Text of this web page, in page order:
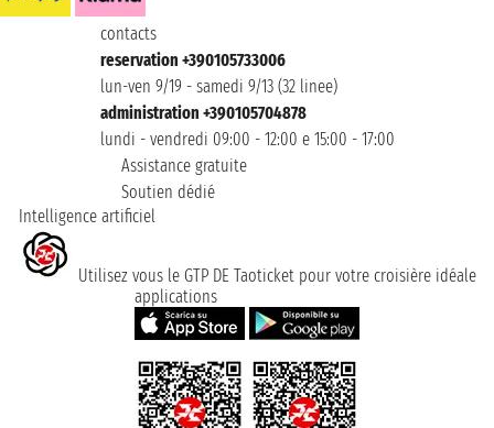
contacts
reservation +390105733006
lun-ven 9/19 - samedi 9/13 (32 linee)
administration +390105704878
lundi - vendredi 09:00 - 12:00 e 15:00 - 17:00
Assistance gratuite
Soutien dédié
Intelligence artificiel
Utilisez vous le GTP DE Taoticket pour votre croisière idéale
applications